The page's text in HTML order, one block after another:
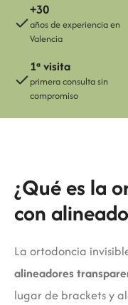
+30
años de experiencia en
Valencia
1ª visita
primera consulta sin
compromiso
¿Qué es la
con
La ortodoncia
alineadores
lugar de brackets y